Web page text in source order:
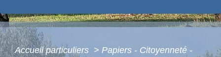
Accueil particuliers > Papiers - Citoyenneté -